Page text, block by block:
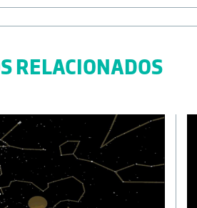
RELACIONADOS